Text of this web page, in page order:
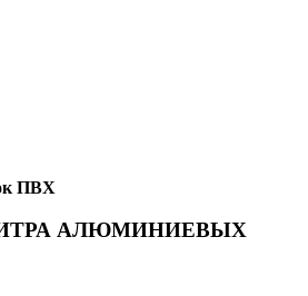
ПВХ
АЛЮМИНИЕВЫХ